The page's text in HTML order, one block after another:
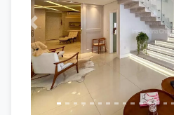
Previous